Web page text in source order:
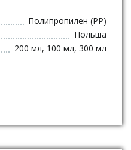
Полипропилен (PP)
Польша
200 мл, 100 мл, 300 мл